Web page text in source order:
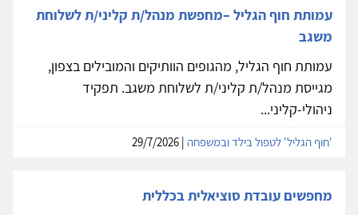
עמותת חוף הגליל –מחפשת מנהל/ת קליני/ת לשלוחת
משגב
עמותת חוף הגליל, מהגופים הוותיקים והמובילים בצפון,
מגייסת מנהל/ת קליני/ת לשלוחת משגב. תפקיד
ניהולי-קליני...
'חוף הגליל' לטפול בילד ובמשפחה
מחפשים עובדת סוציאלית בכללית